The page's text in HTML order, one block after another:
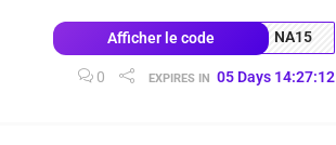
Afficher le code NA15
0 EXPIRES IN 05 Days 14:27:11